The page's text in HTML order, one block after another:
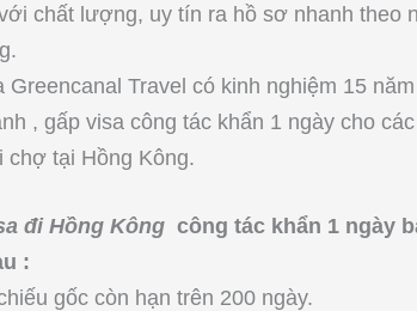
chất lượng, uy tín ra hồ sơ nhanh theo
Greencanal Travel có kinh nghiệm 15
, gấp visa công tác khẩn 1 ngày cho
chợ tại Hồng Kông.
đi Hồng Kông công tác khẩn 1 ngày
:
gốc còn hạn trên 200 ngày.